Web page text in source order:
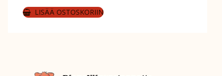
LISÄÄ OSTOSKORIIN